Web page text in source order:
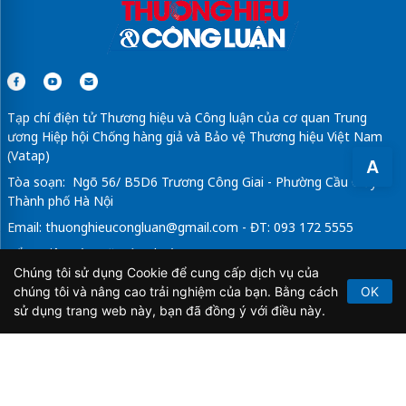
A
Tạp chí điện tử Thương hiệu và Công luận của cơ quan Trung
ương Hiệp hội Chống hàng giả và Bảo vệ Thương hiệu Việt Nam
(Vatap)
Tòa soạn: Ngõ 56/ B5D6 Trương Công Giai - Phường Cầu Giấy -
Thành phố Hà Nội
Email: thuonghieucongluan@gmail.com - ĐT: 093 172 5555
Tổng Biên Tập: Vũ Đức Thuận
Giấy phép hoạt động báo chí điện tử số 64/GP-BTTTT do Bộ
Thông tin và Truyền thông cấp ngày 21/2/2020.
Chúng tôi sử dụng Cookie để cung cấp dịch vụ của
chúng tôi và nâng cao trải nghiệm của bạn. Bằng cách
sử dụng trang web này, bạn đã đồng ý với điều này.
OK